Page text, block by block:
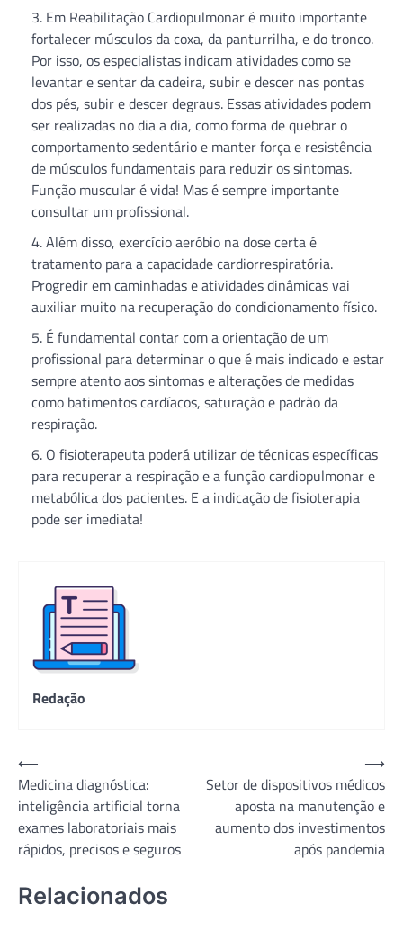
Em Reabilitação Cardiopulmonar é muito importante
fortalecer músculos da coxa, da panturrilha, e do tronco.
Por isso, os especialistas indicam atividades como se
levantar e sentar da cadeira, subir e descer nas pontas
dos pés, subir e descer degraus. Essas atividades podem
ser realizadas no dia a dia, como forma de quebrar o
comportamento sedentário e manter força e resistência
de músculos fundamentais para reduzir os sintomas.
Função muscular é vida! Mas é sempre importante
consultar um profissional.
Além disso, exercício aeróbio na dose certa é
tratamento para a capacidade cardiorrespiratória.
Progredir em caminhadas e atividades dinâmicas vai
auxiliar muito na recuperação do condicionamento físico.
É fundamental contar com a orientação de um
profissional para determinar o que é mais indicado e estar
sempre atento aos sintomas e alterações de medidas
como batimentos cardíacos, saturação e padrão da
respiração.
O fisioterapeuta poderá utilizar de técnicas específicas
para recuperar a respiração e a função cardiopulmonar e
metabólica dos pacientes. E a indicação de fisioterapia
pode ser imediata!
Redação
Navegação
de
Post
⟵
Medicina diagnóstica:
inteligência artificial torna
exames laboratoriais mais
rápidos, precisos e seguros
Setor de dispositivos médicos
aposta na manutenção e
aumento dos investimentos
após pandemia
⟶
Relacionados